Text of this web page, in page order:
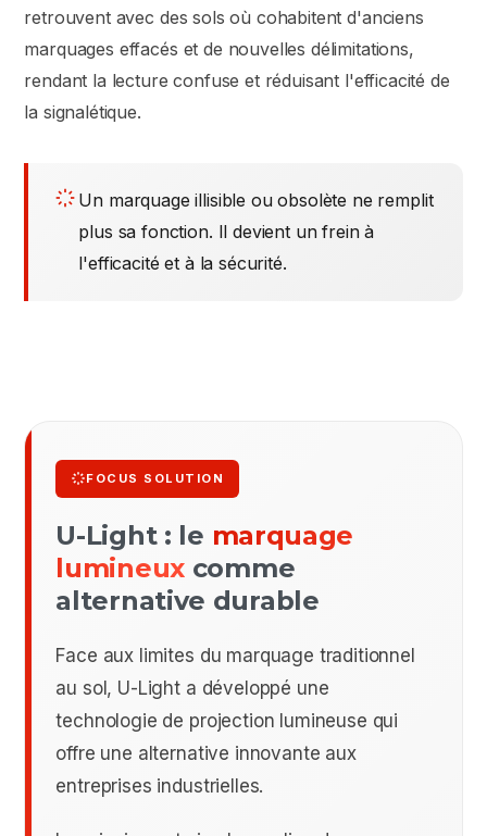
retrouvent avec des sols où cohabitent d'anciens
marquages effacés et de nouvelles délimitations,
rendant la lecture confuse et réduisant l'efficacité de
la signalétique.
Un marquage illisible ou obsolète ne remplit
plus sa fonction. Il devient un frein à
l'efficacité et à la sécurité.
FOCUS SOLUTION
U-Light : le marquage
lumineux comme
alternative durable
Face aux limites du marquage traditionnel
au sol, U-Light a développé une
technologie de projection lumineuse qui
offre une alternative innovante aux
entreprises industrielles.